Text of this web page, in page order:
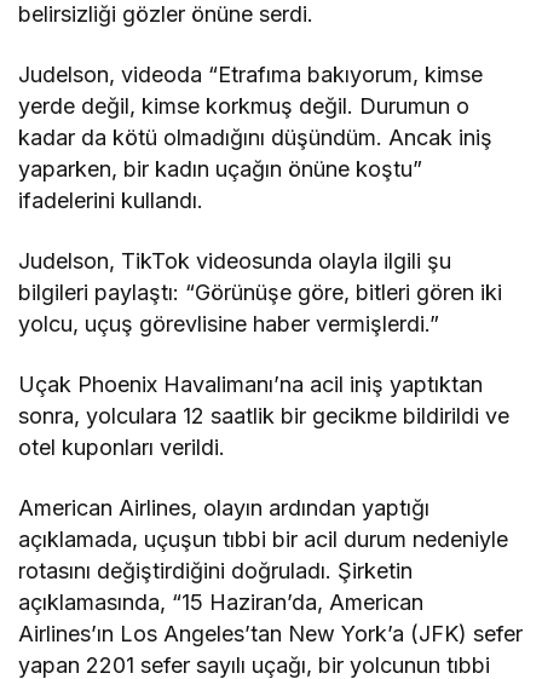
belirsizliği gözler önüne serdi.
Judelson, videoda “Etrafıma bakıyorum, kimse
yerde değil, kimse korkmuş değil. Durumun o
kadar da kötü olmadığını düşündüm. Ancak iniş
yaparken, bir kadın uçağın önüne koştu”
ifadelerini kullandı.
Judelson, TikTok videosunda olayla ilgili şu
bilgileri paylaştı: “Görünüşe göre, bitleri gören iki
yolcu, uçuş görevlisine haber vermişlerdi.”
Uçak Phoenix Havalimanı’na acil iniş yaptıktan
sonra, yolculara 12 saatlik bir gecikme bildirildi ve
otel kuponları verildi.
American Airlines, olayın ardından yaptığı
açıklamada, uçuşun tıbbi bir acil durum nedeniyle
rotasını değiştirdiğini doğruladı. Şirketin
açıklamasında, “15 Haziran’da, American
Airlines’ın Los Angeles’tan New York’a (JFK) sefer
yapan 2201 sefer sayılı uçağı, bir yolcunun tıbbi